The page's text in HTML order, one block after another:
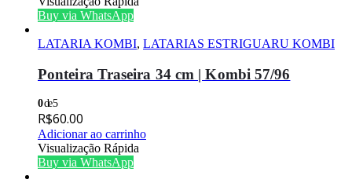
Buy via WhatsApp
LATARIA KOMBI, LATARIAS ESTRIGUARU KOMBI
Ponteira Traseira 34 cm | Kombi 57/96
0de 5
R$60.00
Adicionar ao carrinho
Visualização Rápida
Buy via WhatsApp